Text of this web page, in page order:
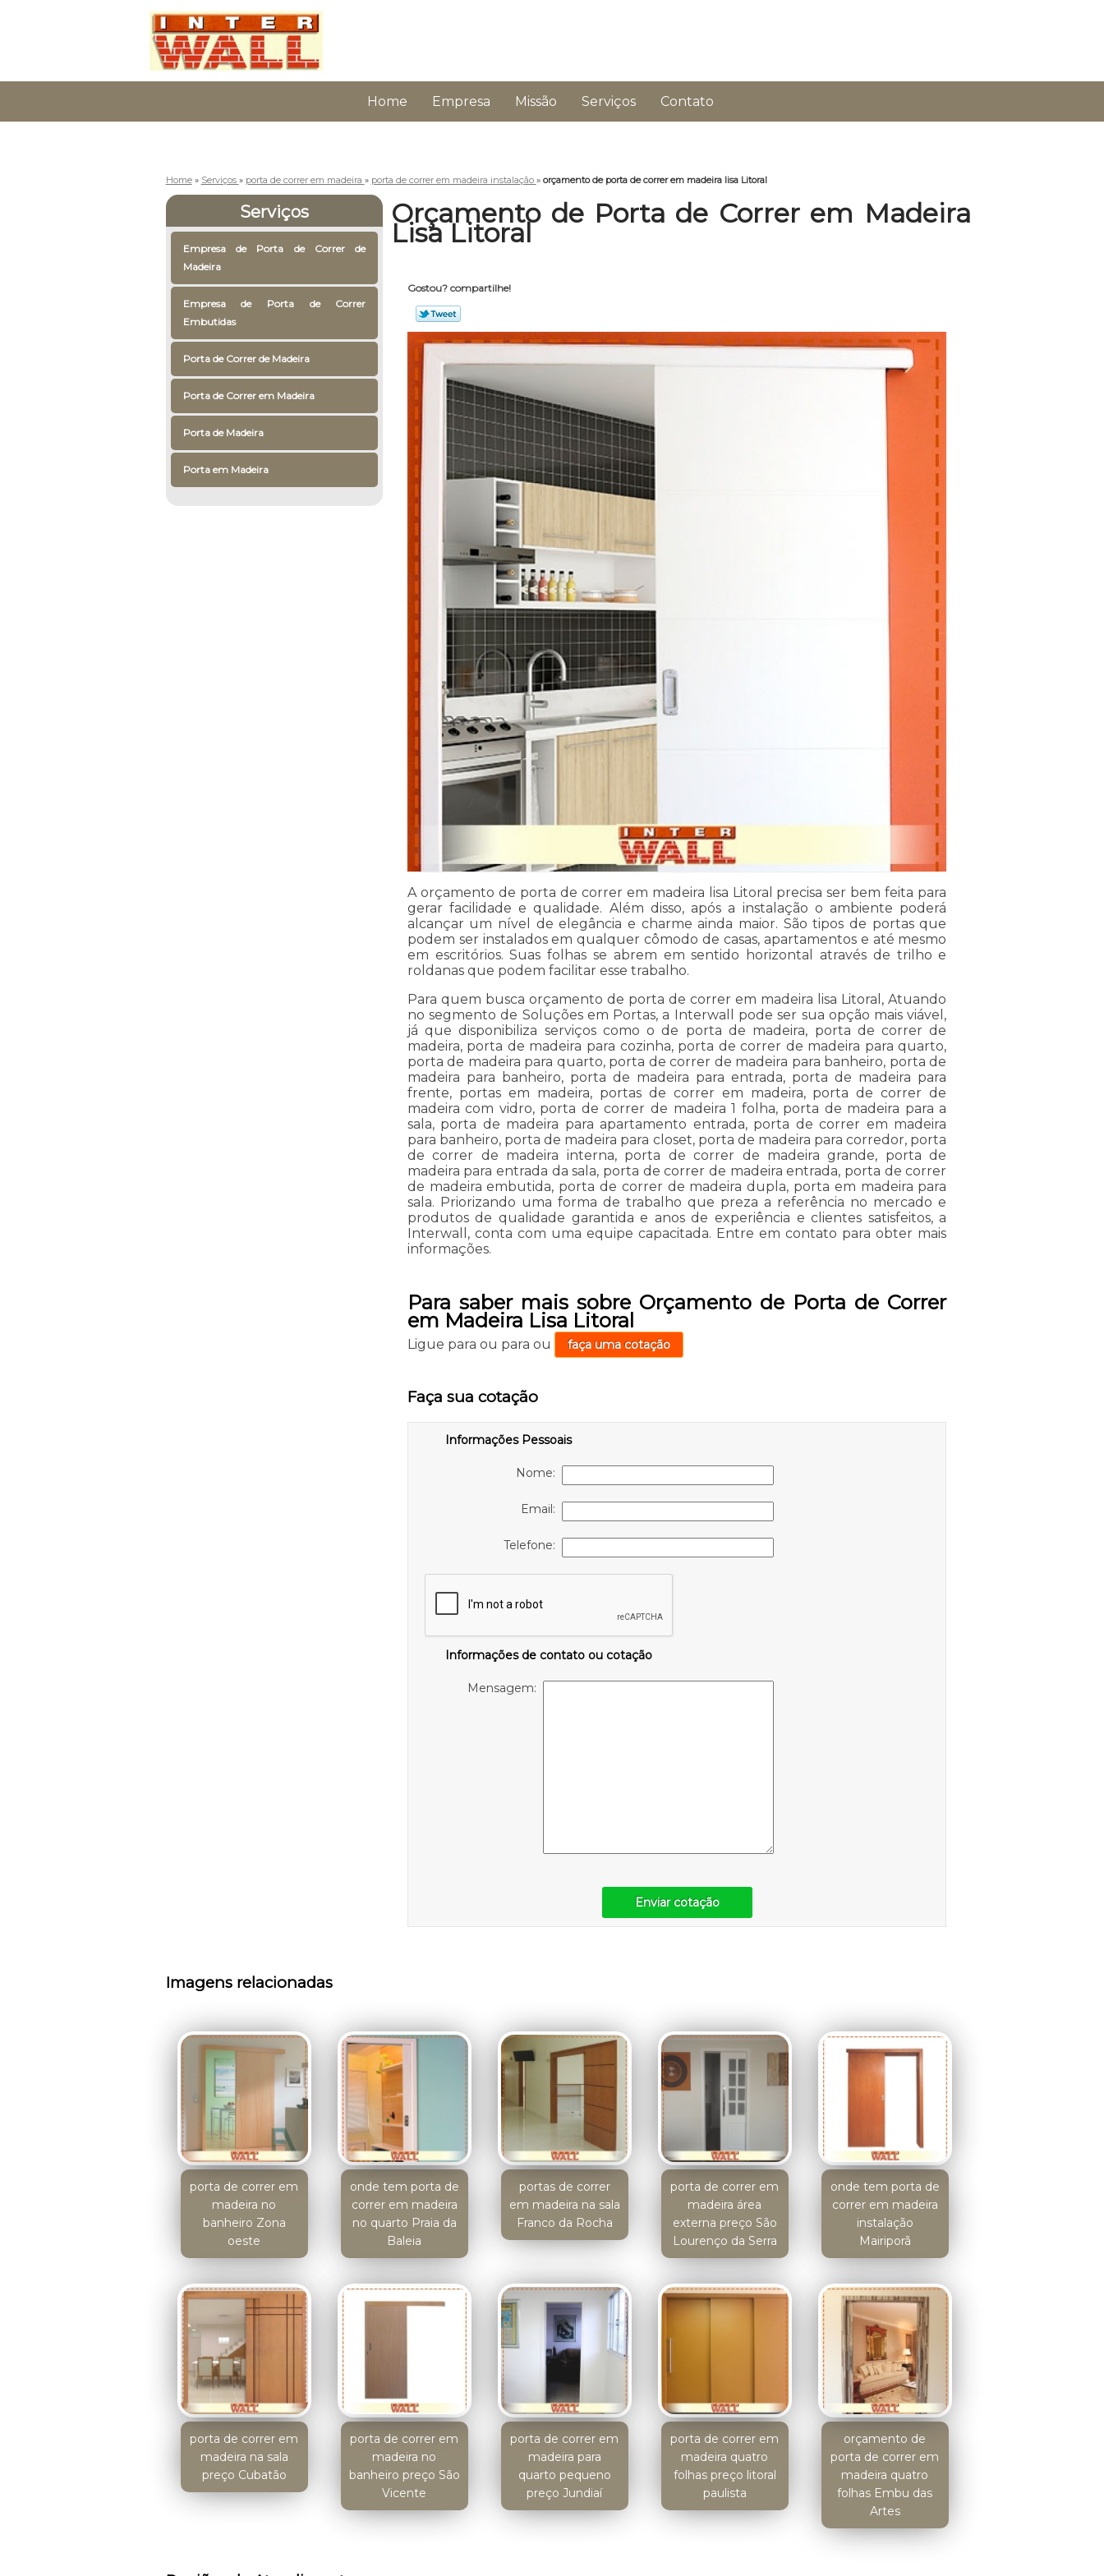
Home Empresa Missão Serviços Contato
Home » Serviços » porta de correr em madeira » porta de correr em madeira instalação » orçamento de porta de correr em madeira lisa Litoral
Serviços
Empresa de Porta de Correr de
Madeira
Empresa de Porta de Correr
Embutidas
Porta de Correr de Madeira
Porta de Correr em Madeira
Porta de Madeira
Porta em Madeira
Orçamento de Porta de Correr em Madeira
Lisa Litoral
Gostou? compartilhe!
A orçamento de porta de correr em madeira lisa Litoral precisa ser bem feita para
gerar facilidade e qualidade. Além disso, após a instalação o ambiente poderá
alcançar um nível de elegância e charme ainda maior. São tipos de portas que
podem ser instalados em qualquer cômodo de casas, apartamentos e até mesmo
em escritórios. Suas folhas se abrem em sentido horizontal através de trilho e
roldanas que podem facilitar esse trabalho.
Para quem busca orçamento de porta de correr em madeira lisa Litoral, Atuando
no segmento de Soluções em Portas, a Interwall pode ser sua opção mais viável,
já que disponibiliza serviços como o de porta de madeira, porta de correr de
madeira, porta de madeira para cozinha, porta de correr de madeira para quarto,
porta de madeira para quarto, porta de correr de madeira para banheiro, porta de
madeira para banheiro, porta de madeira para entrada, porta de madeira para
frente, portas em madeira, portas de correr em madeira, porta de correr de
madeira com vidro, porta de correr de madeira 1 folha, porta de madeira para a
sala, porta de madeira para apartamento entrada, porta de correr em madeira
para banheiro, porta de madeira para closet, porta de madeira para corredor, porta
de correr de madeira interna, porta de correr de madeira grande, porta de
madeira para entrada da sala, porta de correr de madeira entrada, porta de correr
de madeira embutida, porta de correr de madeira dupla, porta em madeira para
sala. Priorizando uma forma de trabalho que preza a referência no mercado e
produtos de qualidade garantida e anos de experiência e clientes satisfeitos, a
Interwall, conta com uma equipe capacitada. Entre em contato para obter mais
informações.
Para saber mais sobre Orçamento de Porta de Correr
em Madeira Lisa Litoral
Ligue para ou para ou faça uma cotação
Faça sua cotação
Informações Pessoais
Nome:
Email:
Telefone:
Informações de contato ou cotação
Mensagem:
Enviar cotação
Imagens relacionadas
porta de correr em
madeira no
banheiro Zona
oeste
onde tem porta de
correr em madeira
no quarto Praia da
Baleia
portas de correr
em madeira na sala
Franco da Rocha
porta de correr em
madeira área
externa preço São
Lourenço da Serra
onde tem porta de
correr em madeira
instalação
Mairiporã
porta de correr em
madeira na sala
preço Cubatão
porta de correr em
madeira no
banheiro preço São
Vicente
porta de correr em
madeira para
quarto pequeno
preço Jundiaí
porta de correr em
madeira quatro
folhas preço litoral
paulista
orçamento de
porta de correr em
madeira quatro
folhas Embu das
Artes